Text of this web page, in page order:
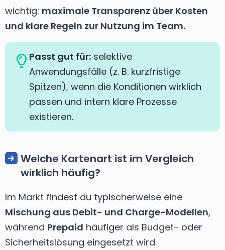
wichtig: maximale Transparenz über Kosten
und klare Regeln zur Nutzung im Team.
Passt gut für: selektive
Anwendungsfälle (z. B. kurzfristige
Spitzen), wenn die Konditionen wirklich
passen und intern klare Prozesse
existieren.
Welche Kartenart ist im Vergleich
wirklich häufig?
Im Markt findest du typischerweise eine
Mischung aus Debit- und Charge-Modellen,
während Prepaid häufiger als Budget- oder
Sicherheitslösung eingesetzt wird.